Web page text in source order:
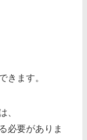
きます。
、
必要がありま